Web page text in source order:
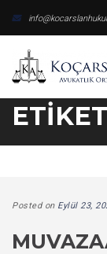
content
Posted on Eylül 23,